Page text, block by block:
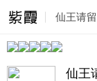
仙王请
仙王